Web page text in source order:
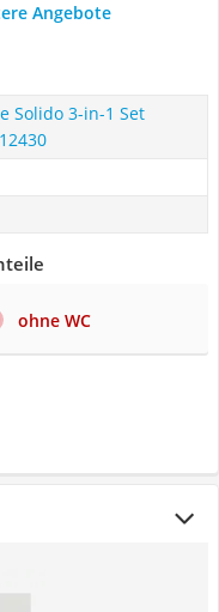
Angebote
‎Solido 3-in-1 Set
ohne WC